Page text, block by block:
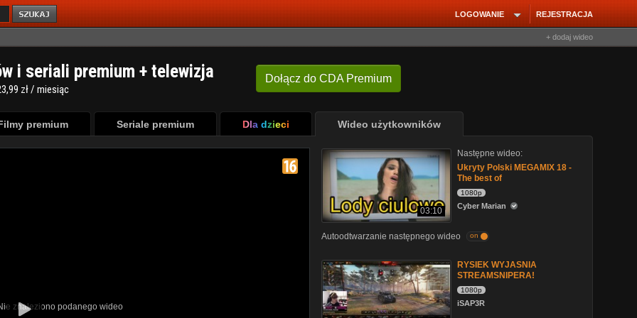
REJESTRACJA
LOGOWANIE
+ dodaj wideo
Dołącz do CDA Premium
i seriali premium + telewizja
zł / miesiąc
premium Seriale premium Dla dzieci Wideo użytkowników
znaleziono podanego wideo
03:10
Następne wideo:
Ukryty Polski MEGAMIX 18 -
The best of
1080p
Cyber Marian
Autoodtwarzanie następnego wideo on
RYSIEK WYJASNIA
STREAMSNIPERA!
1080p
iSAP3R